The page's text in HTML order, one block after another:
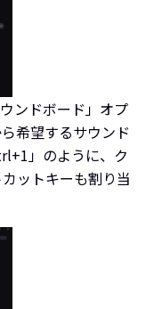
ンドボード」オプ
希望するサウンド
」のように、ク
ットキーも割り当